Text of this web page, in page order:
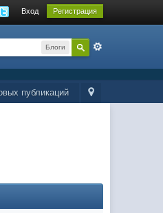
Вход Регистрация
Блоги
публикаций